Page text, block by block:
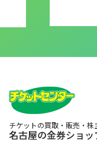
チケットの買取・販売・株
名古屋の金券ショ